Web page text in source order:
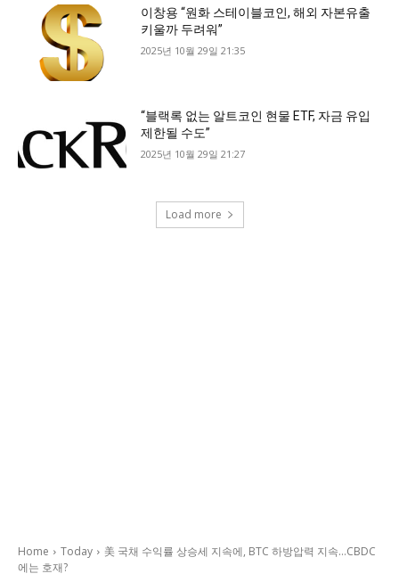
이창용 “원화 스테이블코인, 해외 자본유출
키울까 두려워”
2025년 10월 29일 21:35
“블랙록 없는 알트코인 현물 ETF, 자금 유입
제한될 수도”
2025년 10월 29일 21:27
Load more